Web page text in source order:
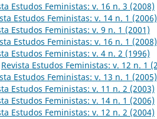
Estudos Feministas: v. 16 n. 3 (2008)
Estudos Feministas: v. 14 n. 1 (2006)
Estudos Feministas: v. 9 n. 1 (2001)
Estudos Feministas: v. 16 n. 1 (2008)
Estudos Feministas: v. 4 n. 2 (1996)
Revista Estudos Feministas: v. 12 n. 1
Estudos Feministas: v. 13 n. 1 (2005)
Estudos Feministas: v. 11 n. 2 (2003)
Estudos Feministas: v. 14 n. 1 (2006)
Estudos Feministas: v. 12 n. 2 (2004)